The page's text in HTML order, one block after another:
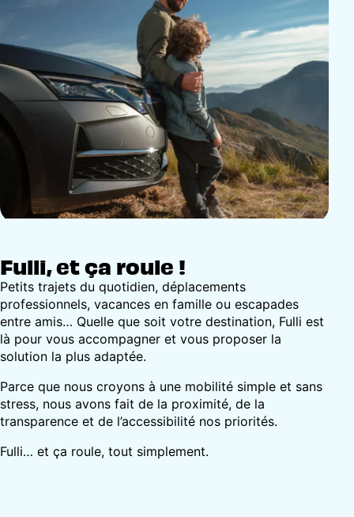
Fulli, et ça roule !
Petits trajets du quotidien, déplacements
professionnels, vacances en famille ou escapades
entre amis… Quelle que soit votre destination, Fulli est
là pour vous accompagner et vous proposer la
solution la plus adaptée.
Parce que nous croyons à une mobilité simple et sans
stress, nous avons fait de la proximité, de la
transparence et de l’accessibilité nos priorités.
Fulli… et ça roule, tout simplement.